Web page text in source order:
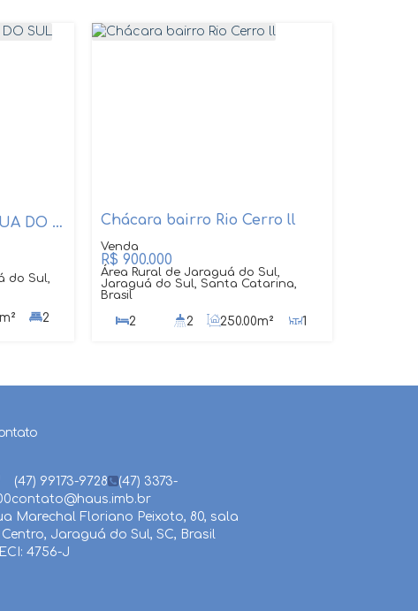
7 KM CENTRO JARAGUA DO SUL
do Sul,
m²
2
Chácara bairro Rio Cerro ll
R$ 900.000
Área Rural de Jaraguá do Sul,
Jaraguá do Sul, Santa Catarina,
Brasil
2 2 250.00m²
1
(47) 99173-9728
(47) 3373-
contato@haus.imb.br
Marechal Floriano Peixoto, 80, sala
Centro, Jaraguá do Sul, SC, Brasil
4756-J